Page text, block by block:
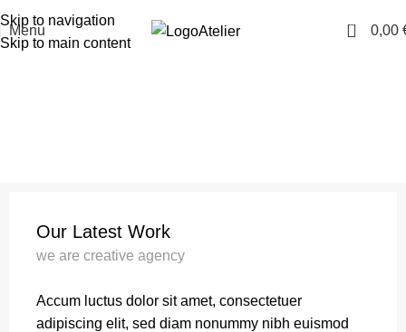
Skip to navigation
Skip to main content
Menu Atelier 0 0,00
Our Latest Work
we are creative agency
Accum luctus dolor sit amet, consectetuer
adipiscing elit, sed diam nonummy nibh euismod